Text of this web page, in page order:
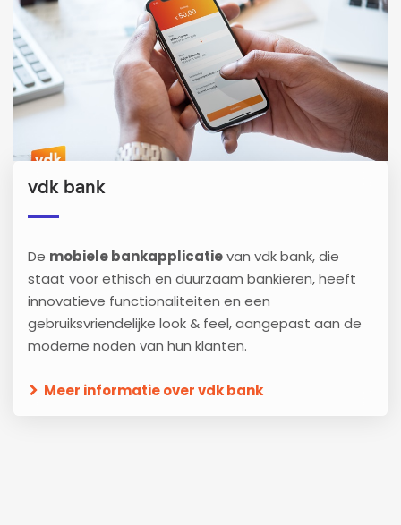
vdk bank
De mobiele bankapplicatievan vdk bank, die
staat voor ethisch en duurzaam bankieren, heeft
innovatieve functionaliteiten en een
gebruiksvriendelijke look & feel, aangepast aan de
moderne noden van hun klanten.
Meer informatie over vdk bank